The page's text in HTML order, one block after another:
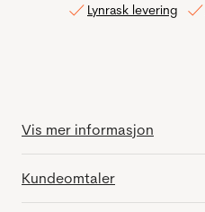
Lynrask levering
Vis mer informasjon
Kundeomtaler